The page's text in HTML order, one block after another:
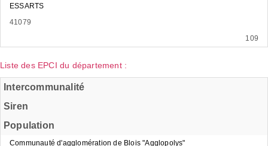
ESSARTS
41079
109
Liste des EPCI du département :
Intercommunalité
Siren
Population
Communauté d'agglomération de Blois "Agglopolys"